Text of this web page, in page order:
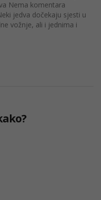
Nema komentara
jedva dočekaju sjesti u
vožnje, ali i jednima i